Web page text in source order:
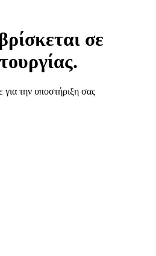
σε
για την υποστήριξη σας